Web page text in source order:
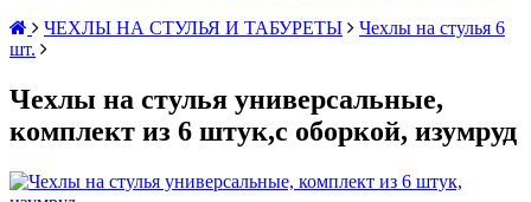
ЧЕХЛЫ НА СТУЛЬЯ И ТАБУРЕТЫ
Чехлы на стулья 6
шт.
Чехлы на стулья универсальные,
комплект из 6 штук,с оборкой, изумруд